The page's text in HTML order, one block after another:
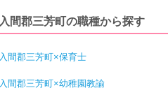
入間郡三芳町の職種から探す
入間郡三芳町×保育士
入間郡三芳町×幼稚園教諭